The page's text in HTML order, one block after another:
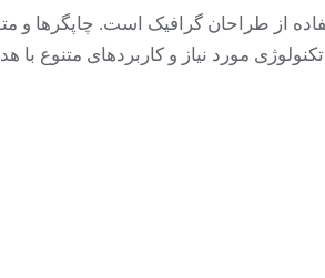
از طراحان گرافیک است. چاپگرها و
مورد نیاز و کاربردهای متنوع با